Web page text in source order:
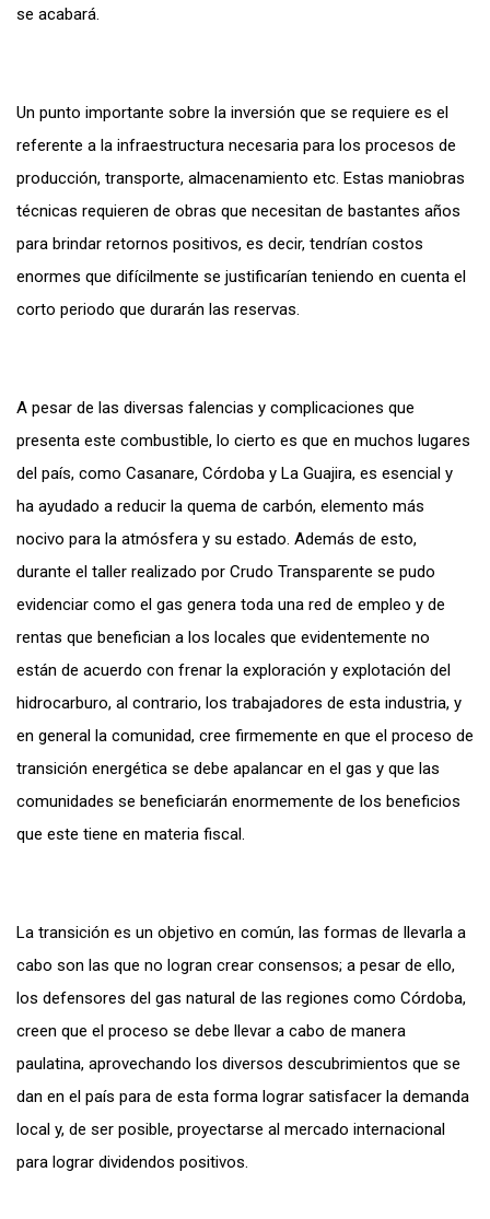
se acabará.
Un punto importante sobre la inversión que se requiere es el
referente a la infraestructura necesaria para los procesos de
producción, transporte, almacenamiento etc. Estas maniobras
técnicas requieren de obras que necesitan de bastantes años
para brindar retornos positivos, es decir, tendrían costos
enormes que difícilmente se justificarían teniendo en cuenta el
corto periodo que durarán las reservas.
A pesar de las diversas falencias y complicaciones que
presenta este combustible, lo cierto es que en muchos lugares
del país, como Casanare, Córdoba y La Guajira, es esencial y
ha ayudado a reducir la quema de carbón, elemento más
nocivo para la atmósfera y su estado. Además de esto,
durante el taller realizado por Crudo Transparente se pudo
evidenciar como el gas genera toda una red de empleo y de
rentas que benefician a los locales que evidentemente no
están de acuerdo con frenar la exploración y explotación del
hidrocarburo, al contrario, los trabajadores de esta industria, y
en general la comunidad, cree firmemente en que el proceso de
transición energética se debe apalancar en el gas y que las
comunidades se beneficiarán enormemente de los beneficios
que este tiene en materia fiscal.
La transición es un objetivo en común, las formas de llevarla a
cabo son las que no logran crear consensos; a pesar de ello,
los defensores del gas natural de las regiones como Córdoba,
creen que el proceso se debe llevar a cabo de manera
paulatina, aprovechando los diversos descubrimientos que se
dan en el país para de esta forma lograr satisfacer la demanda
local y, de ser posible, proyectarse al mercado internacional
para lograr dividendos positivos.